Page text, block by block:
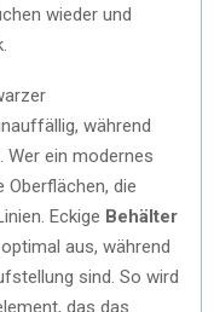
wieder und
während
ein modernes
die
Eckige Behälter
optimal aus, während
sind. So wird
das das